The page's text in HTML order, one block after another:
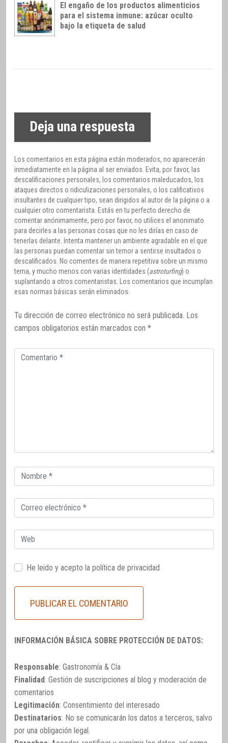
El engaño de los productos alimenticios
para el sistema inmune: azúcar oculto
bajo la etiqueta de salud
Deja una respuesta
Los comentarios en esta página están moderados, no aparecerán
inmediatamente en la página al ser enviados. Evita, por favor, las
descalificaciones personales, los comentarios maleducados, los
ataques directos o ridiculizaciones personales, o los calificativos
insultantes de cualquier tipo, sean dirigidos al autor de la página o a
cualquier otro comentarista. Estás en tu perfecto derecho de
comentar anónimamente, pero por favor, no utilices el anonimato
para decirles a las personas cosas que no les dirías en caso de
tenerlas delante. Intenta mantener un ambiente agradable en el que
las personas puedan comentar sin temor a sentirse insultados o
descalificados. No comentes de manera repetitiva sobre un mismo
tema, y mucho menos con varias identidades (astroturfing) o
suplantando a otros comentaristas. Los comentarios que incumplan
esas normas básicas serán eliminados.
Tu dirección de correo electrónico no será publicada. Los
campos obligatorios están marcados con *
Comentario
Correo
electrónico
Correo
electrónico
Web
He leido y acepto la política de privacidad
INFORMACIÓN BÁSICA SOBRE PROTECCIÓN DE DATOS:
Responsable: Gastronomía & Cía
Finalidad: Gestión de suscripciones al blog y moderación de
comentarios
Legitimación: Consentimiento del interesado
Destinatarios: No se comunicarán los datos a terceros, salvo
por una obligación legal.